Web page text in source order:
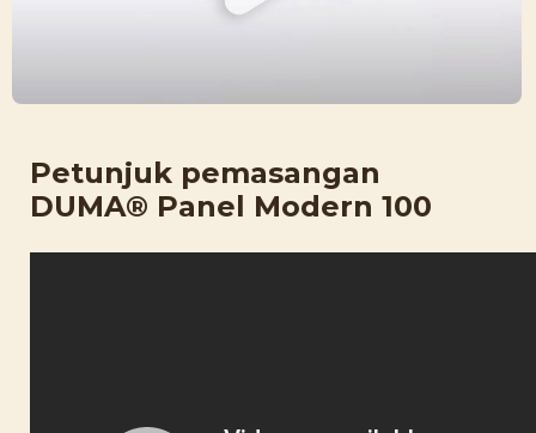
Petunjuk pemasangan
DUMA® Panel Modern 100